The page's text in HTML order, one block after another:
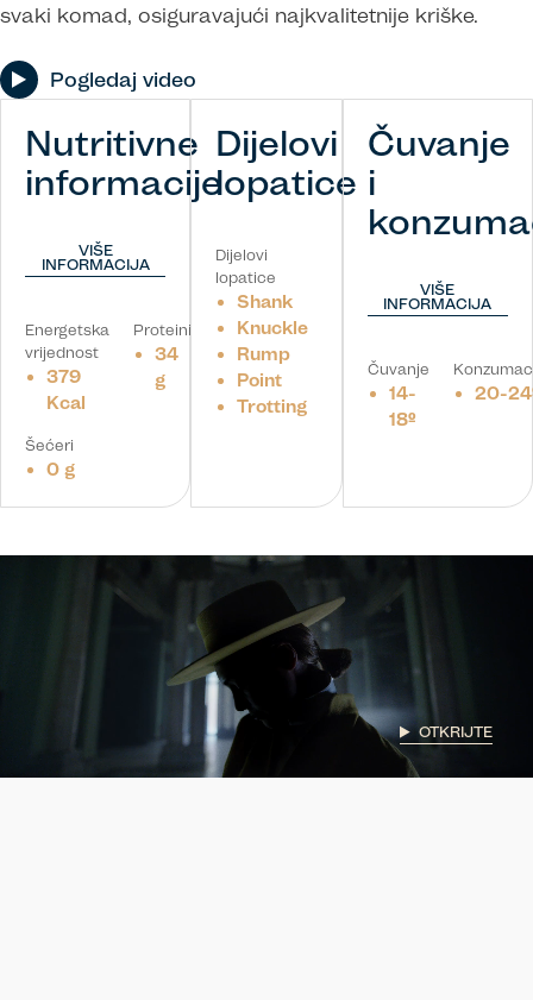
svaki komad, osiguravajući najkvalitetnije kriške.
Pogledaj video
Nutritivne
informacije
VIŠE
INFORMACIJA
Energetska
vrijednost
379
Kcal
Proteini
34
g
Šećeri
0 g
Dijelovi
lopatice
Dijelovi
lopatice
Shank
Knuckle
Rump
Point
Trotting
Čuvanje
i
VIŠE
INFORMACIJA
Čuvanje
14-
18º
20-
OTKRIJTE